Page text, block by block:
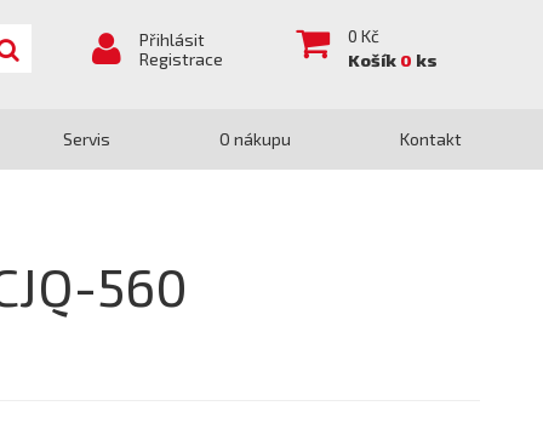
Přihlásit
Registrace
0 Kč
Košík 0 ks
Servis O nákupu Kontakt
560